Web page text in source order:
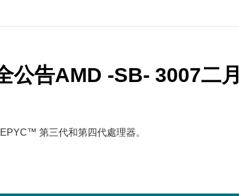
公告AMD -SB- 3007二
第三代和第四代處理器。